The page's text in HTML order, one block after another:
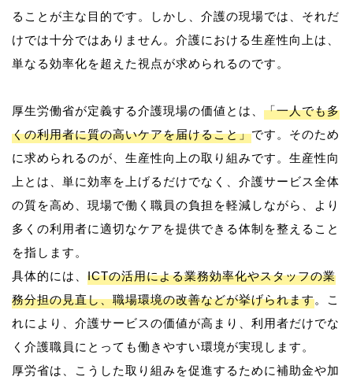
ることが主な目的です。しかし、介護の現場では、それだ
けでは十分ではありません。介護における生産性向上は、
単なる効率化を超えた視点が求められるのです。
厚生労働省が定義する介護現場の価値とは、 「一人でも多
くの利用者に質の高いケアを届けること」です。そのため
に求められるのが、生産性向上の取り組みです。生産性向
上とは、単に効率を上げるだけでなく、介護サービス全体
の質を高め、現場で働く職員の負担を軽減しながら、より
多くの利用者に適切なケアを提供できる体制を整えること
を指します。
具体的には、 ICTの活用による業務効率化やスタッフの業
務分担の見直し、職場環境の改善などが挙げられます。こ
れにより、介護サービスの価値が高まり、利用者だけでな
く介護職員にとっても働きやすい環境が実現します。
厚労省は、こうした取り組みを促進するために補助金や加